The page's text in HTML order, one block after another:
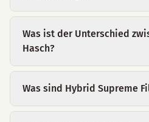
Was ist der Unterschied
Hasch?
Was sind Hybrid Supreme